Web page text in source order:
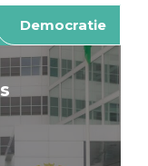
Democratie